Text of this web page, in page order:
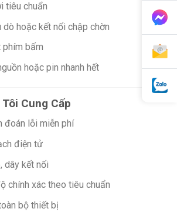
tiêu chuẩn
dò hoặc kết nối chập chờn
phím bấm
hoặc pin nhanh hết
Cung Cấp
đoán lỗi miễn phí
điện tử
dây kết nối
chính xác theo tiêu chuẩn
bộ thiết bị